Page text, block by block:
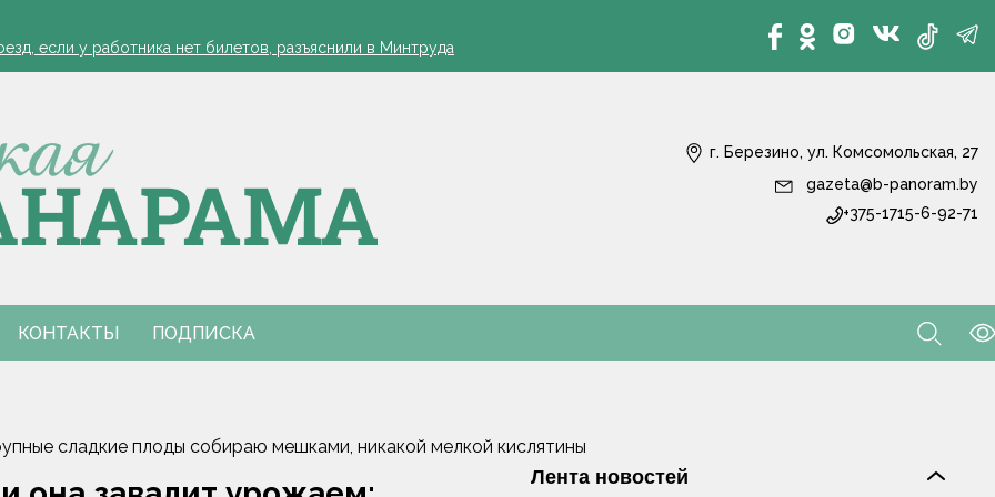
если у работника нет билетов, разъяснили в Минтруда
работников АПК
обязательна
Столинском районе
если у работника нет билетов, разъяснили в Минтруда
работников АПК
обязательна
Столинском районе
г. Березино, ул. Комсомольская, 27
gazeta@b-panoram.by
+375-1715-6-92-71
КОНТАКТЫ ПОДПИСКА
сладкие плоды собираю мешками, никакой мелкой кислятины
Лента новостей